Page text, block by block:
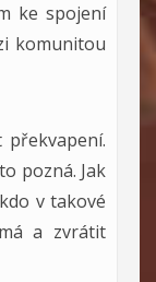
ke spojení
komunitou
pozná. Jak
v takové
a zvrátit